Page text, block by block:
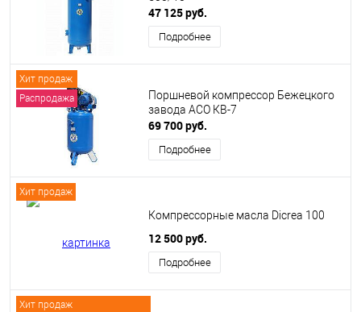
47 125 руб.
Подробнее
Хит продаж
Распродажа
Поршневой компрессор Бежецкого
завода АСО КВ-7
69 700 руб.
Подробнее
Хит продаж
Компрессорные масла Dicrea 100
12 500 руб.
Подробнее
Хит продаж